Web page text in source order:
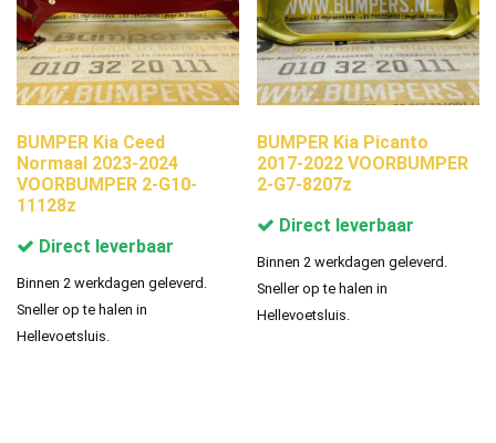
BUMPER Kia Ceed
Normaal 2023-2024
VOORBUMPER 2-G10-
11128z
Direct leverbaar
Binnen 2 werkdagen geleverd.
Sneller op te halen in
Hellevoetsluis.
BUMPER Kia Picanto
2017-2022 VOORBUMPER
2-G7-8207z
Direct leverbaar
Binnen 2 werkdagen geleverd.
Sneller op te halen in
Hellevoetsluis.